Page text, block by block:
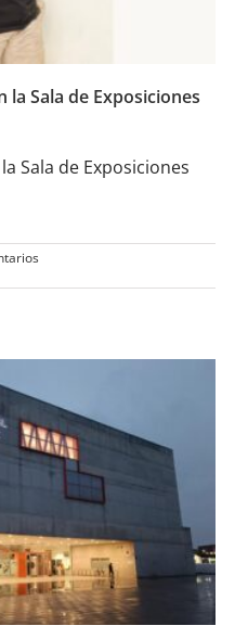
la Sala de Exposiciones
Sala de Exposiciones
en la
del CC
2025